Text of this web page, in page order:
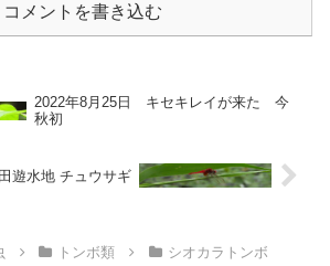
コメントを書き込む
2022年8月25日 キセキレイが来た 今
秋初
遊水地 チュウサギ
トンボ類 シオカラトンボ